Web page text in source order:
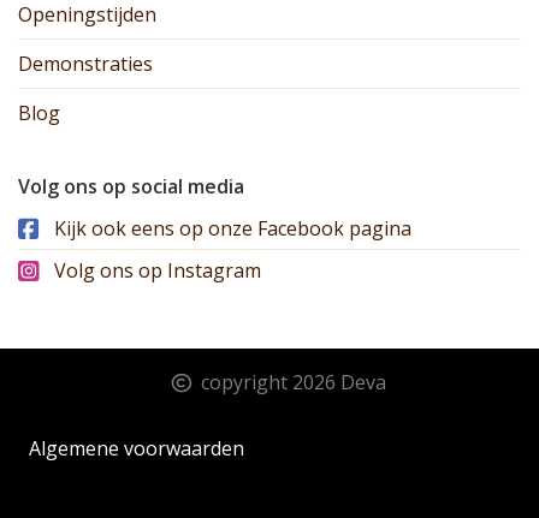
Openingstijden
Demonstraties
Blog
Volg ons op social media
Kijk ook eens op onze Facebook pagina
Volg ons op Instagram
copyright 2026 Deva
Algemene voorwaarden